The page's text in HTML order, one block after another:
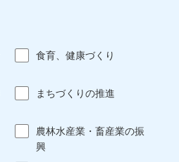
食育、健康づくり
まちづくりの推進
農林水産業・畜産業の振
興